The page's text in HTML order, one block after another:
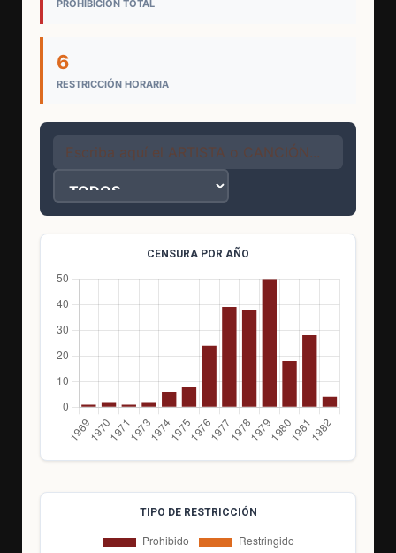
PROHIBICIÓN TOTAL
6
RESTRICCIÓN HORARIA
CENSURA POR AÑO
TIPO DE RESTRICCIÓN